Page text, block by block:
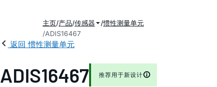
主页 产品 传感器
惯性测量单元
ADIS16467
返回 惯性测量单元
ADIS16467 推荐用于新设计